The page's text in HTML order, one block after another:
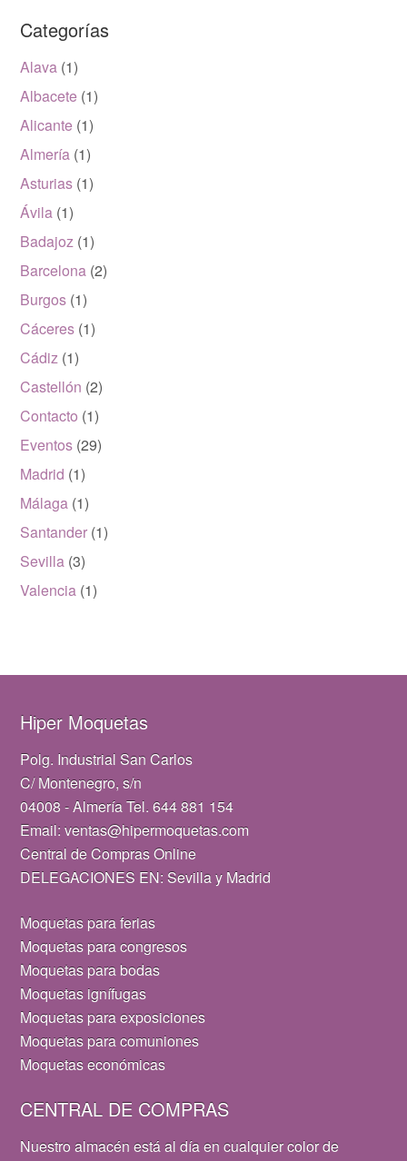
Categorías
Alava (1)
Albacete (1)
Alicante (1)
Almería (1)
Asturias (1)
Ávila (1)
Badajoz (1)
Barcelona (2)
Burgos (1)
Cáceres (1)
Cádiz (1)
Castellón (2)
Contacto (1)
Eventos (29)
Madrid (1)
Málaga (1)
Santander (1)
Sevilla (3)
Valencia (1)
Hiper Moquetas
Polg. Industrial San Carlos
C/ Montenegro, s/n
04008 - Almería Tel. 644 881 154
Email: ventas@hipermoquetas.com
Central de Compras Online
DELEGACIONES EN: Sevilla y Madrid
Moquetas para ferias
Moquetas para congresos
Moquetas para bodas
Moquetas ignífugas
Moquetas para exposiciones
Moquetas para comuniones
Moquetas económicas
CENTRAL DE COMPRAS
Nuestro almacén está al día en cualquier color de